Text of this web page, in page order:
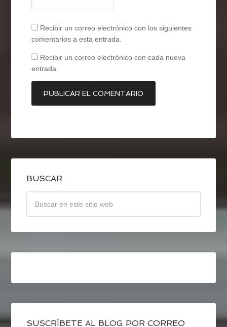
Recibir un correo electrónico con los siguientes
comentarios a esta entrada.
Recibir un correo electrónico con cada nueva
entrada.
BUSCAR
SUSCRÍBETE AL BLOG POR CORREO